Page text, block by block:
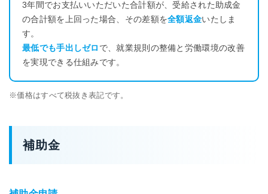
3年間でお支払いいただいた合計額が、受給された助成金
の合計額を上回った場合、その差額を全額返金いたしま
す。
最低でも手出しゼロ で、就業規則の整備と労働環境の改善
を実現できる仕組みです。
価格はすべて税抜き表記です。
補助金